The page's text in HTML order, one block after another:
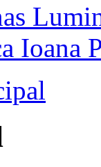
Ioana